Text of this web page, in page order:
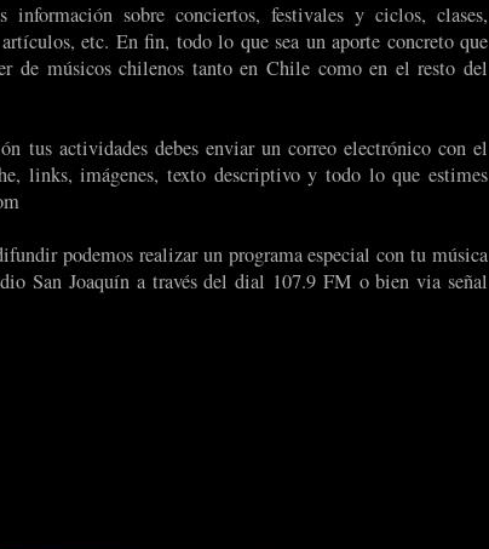
sobre conciertos, festivales y ciclos, clases,
etc. En fin, todo lo que sea un aporte concreto que
de músicos chilenos tanto en Chile como en el resto del
tus actividades debes enviar un correo electrónico con el
links, imágenes, texto descriptivo y todo lo que estimes
podemos realizar un programa especial con tu música
San Joaquín a través del dial 107.9 FM o bien via señal